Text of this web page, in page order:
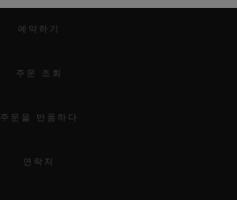
예약하기
주문 조회
주문을 반품하다
연락처